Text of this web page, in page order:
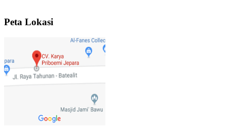
saya mengucapkan banyak terima kasih....
Ibu Asa, Cibubur:Pak Trolynya sudah sampai tadi Makasii ya Pak...
Peta Lokasi